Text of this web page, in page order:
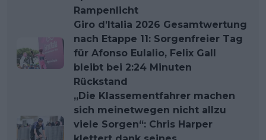
Rampenlicht
Giro d’Italia 2026 Gesamtwertung
nach Etappe 11: Sorgenfreier Tag
für Afonso Eulalio, Felix Gall
bleibt bei 2:24 Minuten
Rückstand
„Die Klassementfahrer machen
sich meinetwegen nicht allzu
viele Sorgen“: Chris Harper